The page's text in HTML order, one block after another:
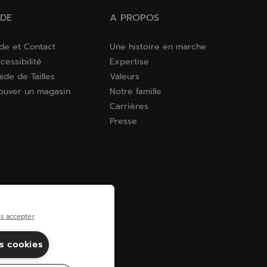
et Contact
de Tailles
un magasin
A PROPOS
Une histoire en marche
Expertise
Valeurs
Notre famille
Carrières
Presse
accepter
cookies